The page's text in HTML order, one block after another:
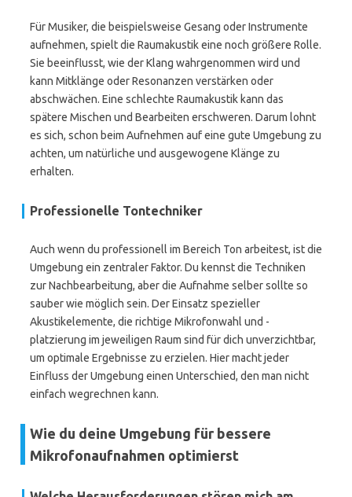
Für Musiker, die beispielsweise Gesang oder Instrumente
aufnehmen, spielt die Raumakustik eine noch größere Rolle.
Sie beeinflusst, wie der Klang wahrgenommen wird und
kann Mitklänge oder Resonanzen verstärken oder
abschwächen. Eine schlechte Raumakustik kann das
spätere Mischen und Bearbeiten erschweren. Darum lohnt
es sich, schon beim Aufnehmen auf eine gute Umgebung zu
achten, um natürliche und ausgewogene Klänge zu
erhalten.
Professionelle Tontechniker
Auch wenn du professionell im Bereich Ton arbeitest, ist die
Umgebung ein zentraler Faktor. Du kennst die Techniken
zur Nachbearbeitung, aber die Aufnahme selber sollte so
sauber wie möglich sein. Der Einsatz spezieller
Akustikelemente, die richtige Mikrofonwahl und -
platzierung im jeweiligen Raum sind für dich unverzichtbar,
um optimale Ergebnisse zu erzielen. Hier macht jeder
Einfluss der Umgebung einen Unterschied, den man nicht
einfach wegrechnen kann.
Wie du deine Umgebung für bessere
Mikrofonaufnahmen optimierst